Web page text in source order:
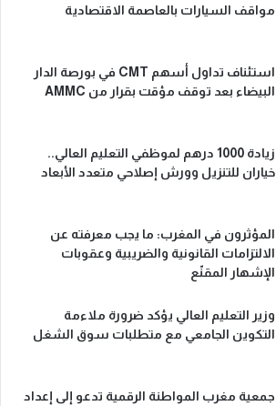
مواقف السيارات بالعاصمة الاقتصادية
استئناف تداول أسهم CMT في بورصة الدار
البيضاء بعد توقف مؤقت بقرار من AMMC
زيادة 1000 درهم لموظفي التعليم العالي..
خياران للتنزيل وورش إصلاحي متعدد الأبعاد
المؤثرون في المغرب: ما يجب معرفته عن
الالتزامات القانونية والضريبية وعقوبات
الإشهار المقنّع
وزير التعليم العالي يؤكد ضرورة ملاءمة
التكوين الجامعي مع متطلبات سوق الشغل
جمعية مغرب المواطنة الرقمية تدعو إلى إعداد